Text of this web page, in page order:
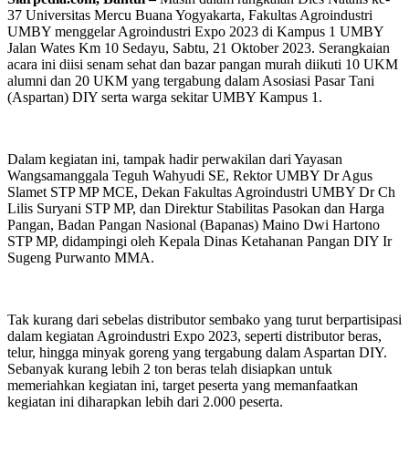
37 Universitas Mercu Buana Yogyakarta, Fakultas Agroindustri
UMBY menggelar Agroindustri Expo 2023 di Kampus 1 UMBY
Jalan Wates Km 10 Sedayu, Sabtu, 21 Oktober 2023. Serangkaian
acara ini diisi senam sehat dan bazar pangan murah diikuti 10 UKM
alumni dan 20 UKM yang tergabung dalam Asosiasi Pasar Tani
(Aspartan) DIY serta warga sekitar UMBY Kampus 1.
Dalam kegiatan ini, tampak hadir perwakilan dari Yayasan
Wangsamanggala Teguh Wahyudi SE, Rektor UMBY Dr Agus
Slamet STP MP MCE, Dekan Fakultas Agroindustri UMBY Dr Ch
Lilis Suryani STP MP, dan Direktur Stabilitas Pasokan dan Harga
Pangan, Badan Pangan Nasional (Bapanas) Maino Dwi Hartono
STP MP, didampingi oleh Kepala Dinas Ketahanan Pangan DIY Ir
Sugeng Purwanto MMA.
Tak kurang dari sebelas distributor sembako yang turut berpartisipasi
dalam kegiatan Agroindustri Expo 2023, seperti distributor beras,
telur, hingga minyak goreng yang tergabung dalam Aspartan DIY.
Sebanyak kurang lebih 2 ton beras telah disiapkan untuk
memeriahkan kegiatan ini, target peserta yang memanfaatkan
kegiatan ini diharapkan lebih dari 2.000 peserta.